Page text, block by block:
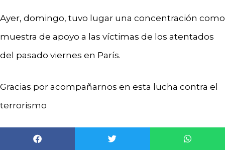
Ayer, domingo, tuvo lugar una concentración como
muestra de apoyo a las víctimas de los atentados
del pasado viernes en París.
Gracias por acompañarnos en esta lucha contra el
terrorismo